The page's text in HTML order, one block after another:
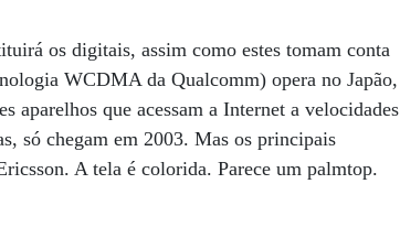
os digitais, assim como estes tomam conta
WCDMA da Qualcomm) opera no Japão,
aparelhos que acessam a Internet a velocidades
só chegam em 2003. Mas os principais
A tela é colorida. Parece um palmtop.